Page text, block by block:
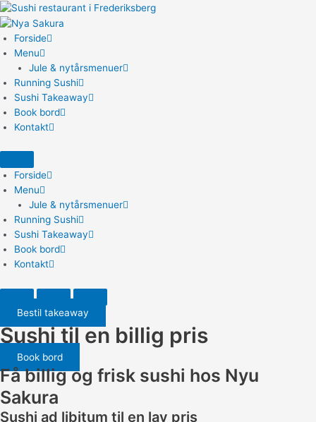
Gå
til
indholdet
Forside
Menu
Jule & nytårsmenuer
Running Sushi
Sushi Takeaway
Book bord
Kontakt
Forside
Menu
Jule & nytårsmenuer
Running Sushi
Sushi Takeaway
Book bord
Kontakt
Bestil takeaway
Sushi til en billig pris
Book bord
Få billig og frisk sushi hos Nyu
Sakura
Sushi ad libitum til en lav pris